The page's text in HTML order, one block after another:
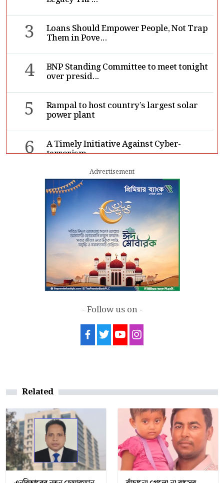
3 Loans Should Empower People, Not Trap
Them in Pove...
4 BNP Standing Committee to meet tonight
over presid...
5 Rampal to host country’s largest solar
power plant
6 A Timely Initiative Against Cyber-
terrorism
Rape cases jump 33pc, suicides 65pc in
July: MSF
Advertisement
- Follow us on -
Related